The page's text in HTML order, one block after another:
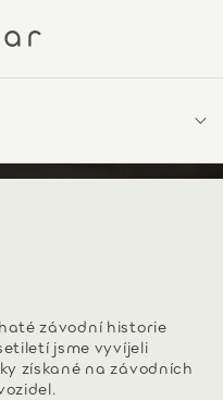
závodní historie
jsme vyvíjeli
získané na závodních